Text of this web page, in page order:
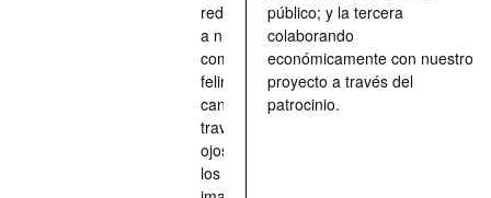
redescubrir
a nuestros
compañeros
felinos y
caninos a
través de los
ojos quienes
los han
público; y la tercera
colaborando
económicamente con nuestro
proyecto a través del
patrocinio.